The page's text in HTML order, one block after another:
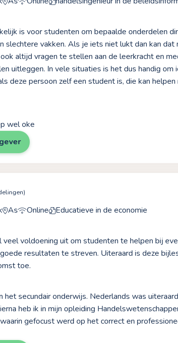
is voor studenten om bepaalde onderdelen
slechtere vakken. Als je iets niet lukt dan kan dat
altijd vragen te stellen aan de leerkracht en
uitleggen. In vele situaties is het dus handig om
deze persoon zelf een student is, die kan
wel oke
As Online Educatieve in de economie
veel voldoening uit om studenten te helpen bij
resultaten te streven. Uiteraard is deze
toe.
secundair onderwijs. Nederlands was
heb ik in mijn opleiding
gefocust werd op het correct en